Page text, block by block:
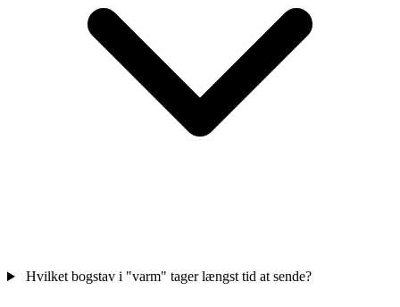
Hvilket bogstav i "varm" tager længst tid at sende?